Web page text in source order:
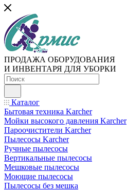
ПРОДАЖА ОБОРУДОВАНИЯ
И ИНВЕНТАРЯ ДЛЯ УБОРКИ
Каталог
Бытовая техника Karcher
Мойки высокого давления Karcher
Пароочистители Karcher
Пылесосы Karcher
Ручные пылесосы
Вертикальные пылесосы
Мешковые пылесосы
Моющие пылесосы
Пылесосы без мешка